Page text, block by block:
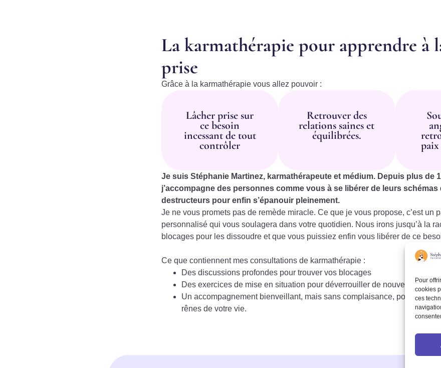
Pour
cookies
ces
La karmathérapie pour apprendre à
prise
Grâce à la karmathérapie vous allez pouvoir :
Lâcher prise sur
ce besoin
incessant de tout
contrôler
Retrouver des
relations saines et
équilibrées.
Je suis Stéphanie Martinez, karmathérapeute et médium. Depuis plus de
j’accompagne des personnes comme vous à se libérer de leurs schémas
destructeurs pour enfin s’épanouir pleinement.
Je ne vous promets pas de remède miracle. Ce que je vous propose, c’est un
personnalisé qui vous soulagera dans votre quotidien. Nous irons jusqu’à la
blocages pour les dissoudre et que vous puissiez enfin vous libérer de ce
Ce que contiennent mes consultations de karmathérapie :
Des discussions profondes pour trouver vos blocages
Des exercices de mise en situation pour déverrouiller de nouveaux
Un accompagnement bienveillant, mais sans complaisance, pour vous
rênes de votre vie.